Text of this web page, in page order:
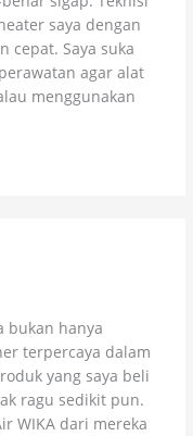
saya dengan
cepat. Saya suka
agar alat
menggunakan
bukan hanya
terpercaya dalam
yang saya beli
ragu sedikit pun.
WIKA dari mereka